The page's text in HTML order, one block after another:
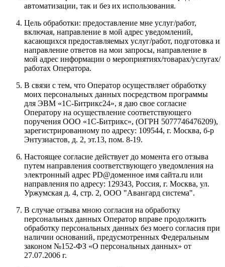
автоматизации, так и без их использования.
Цель обработки: предоставление мне услуг/работ,
включая, направление в мой адрес уведомлений,
касающихся предоставляемых услуг/работ, подготовка и
направление ответов на мои запросы, направление в
мой адрес информации о мероприятиях/товарах/услугах/
работах Оператора.
В связи с тем, что Оператор осуществляет обработку
моих персональных данных посредством программы
для ЭВМ «1С-Битрикс24», я даю свое согласие
Оператору на осуществление соответствующего
поручения ООО «1С-Битрикс», (ОГРН 5077746476209),
зарегистрированному по адресу: 109544, г. Москва, б-р
Энтузиастов, д. 2, эт.13, пом. 8-19.
Настоящее согласие действует до момента его отзыва
путем направления соответствующего уведомления на
электронный адрес PD@доменное имя сайта.ru или
направления по адресу: 129343, Россия, г. Москва, ул.
Уржумская д. 4, стр. 2, ООО "Авангард система".
В случае отзыва мною согласия на обработку
персональных данных Оператор вправе продолжить
обработку персональных данных без моего согласия при
наличии оснований, предусмотренных Федеральным
законом №152-ФЗ «О персональных данных» от
27.07.2006 г.